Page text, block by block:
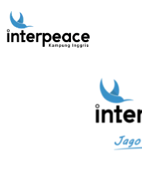
Kampung
Kediri:
Terbaik,